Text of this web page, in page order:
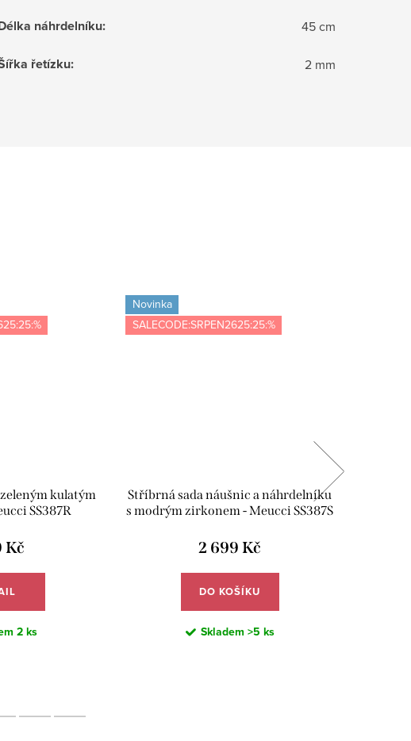
náhrdelníku: 45 cm
řetízku: 2 mm
kulatým
SS387R
Kč
2 ks
Novinka
SALECODE:SRPEN2625:25:%
Stříbrná sada náušnic a náhrdelníku
s modrým zirkonem - Meucci SS387S
2 699 Kč
DO KOŠÍKU
Skladem >5 ks